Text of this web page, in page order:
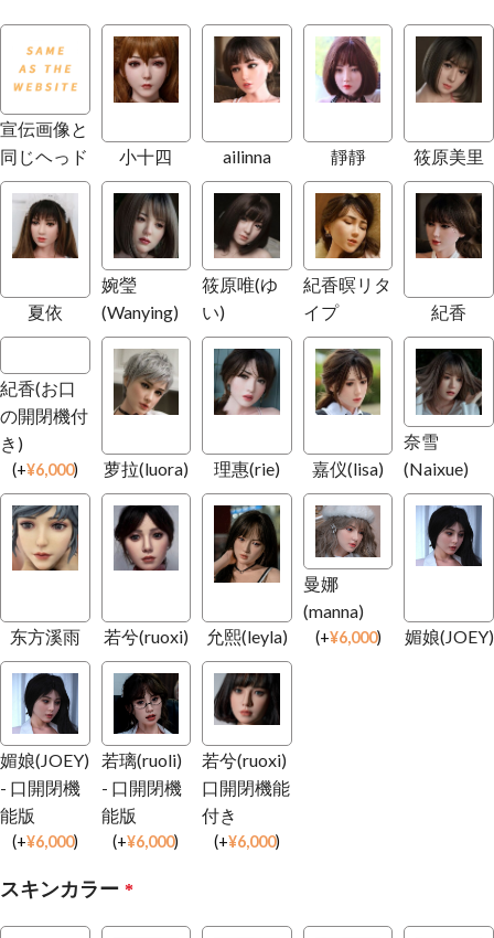
宣伝画像と
同じヘっド
小十四 ailinna 靜靜 筱原美里
夏依
婉瑩
(Wanying)
筱原唯(ゆ
い)
紀香暝リタ
イプ
紀香
紀香(お口
の開閉機付
き)
(+¥6,000) 萝拉(luora) 理惠(rie) 嘉仪(lisa)
奈雪
(Naixue)
东方溪雨 若兮(ruoxi) 允熙(leyla)
曼娜
(manna)
(+¥6,000) 媚娘(JOEY)
媚娘(JOEY)
- 口開閉機
能版
(+¥6,000)
若璃(ruoli)
- 口開閉機
能版
(+¥6,000)
若兮(ruoxi)
口開閉機能
付き
(+¥6,000)
スキンカラー *